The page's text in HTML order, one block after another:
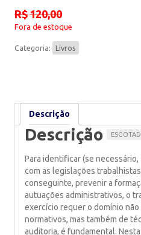
R$120,00
Fora de estoque
Categoria: Livros
Descrição
Descrição
Para identificar (se
com as legislações
conseguinte, prevenir a
autuações administrativos, o
exercício requer o domínio
normativos, mas também de
auditoria, é fundamental.